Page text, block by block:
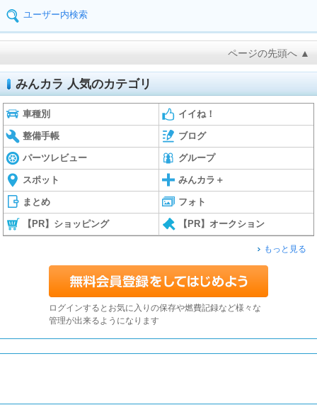
ユーザー内検索
ページの先頭へ ▲
みんカラ 人気のカテゴリ
車種別 イイね！
整備手帳 ブログ
パーツレビュー グループ
スポット みんカラ＋
まとめ フォト
【PR】ショッピング 【PR】オークション
もっと見る
ログインするとお気に入りの保存や燃費記録など様々な
管理が出来るようになります